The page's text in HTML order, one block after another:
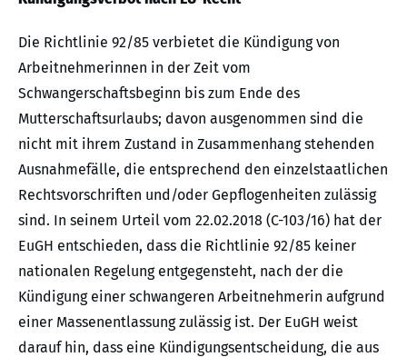
Die Richtlinie 92/85 verbietet die Kündigung von
Arbeitnehmerinnen in der Zeit vom
Schwangerschaftsbeginn bis zum Ende des
Mutterschaftsurlaubs; davon ausgenommen sind die
nicht mit ihrem Zustand in Zusammenhang stehenden
Ausnahmefälle, die entsprechend den einzelstaatlichen
Rechtsvorschriften und/oder Gepflogenheiten zulässig
sind. In seinem Urteil vom 22.02.2018 (C-103/16) hat der
EuGH entschieden, dass die Richtlinie 92/85 keiner
nationalen Regelung entgegensteht, nach der die
Kündigung einer schwangeren Arbeitnehmerin aufgrund
einer Massenentlassung zulässig ist. Der EuGH weist
darauf hin, dass eine Kündigungsentscheidung, die aus